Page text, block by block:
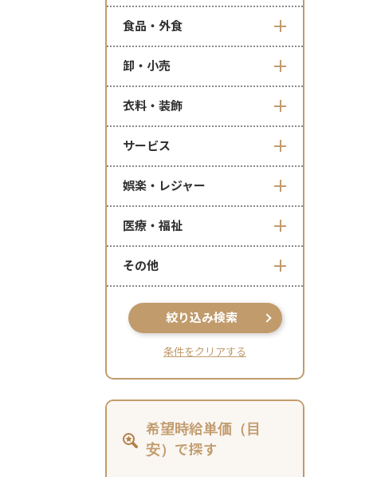
食品・外食
卸・小売
衣料・装飾
サービス
娯楽・レジャー
医療・福祉
その他
絞り込み検索
条件をクリアする
希望時給単価（目
安）で探す